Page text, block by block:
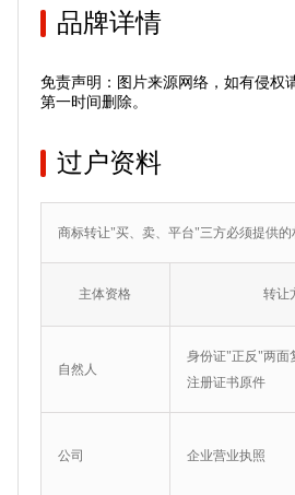
品牌详情
免责声明：图片来源网络，如有侵权
第一时间删除。
过户资料
商标转让"买、卖、平台"三方必须提供的
主体资格 转让
自然人
身份证"正反"两面
注册证书原件
公司 企业营业执照